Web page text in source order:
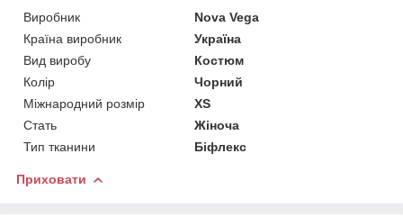
Виробник
Nova Vega
Країна виробник
Україна
Вид виробу
Костюм
Колір
Чорний
Міжнародний розмір
XS
Стать
Жіноча
Тип тканини
Біфлекс
Приховати